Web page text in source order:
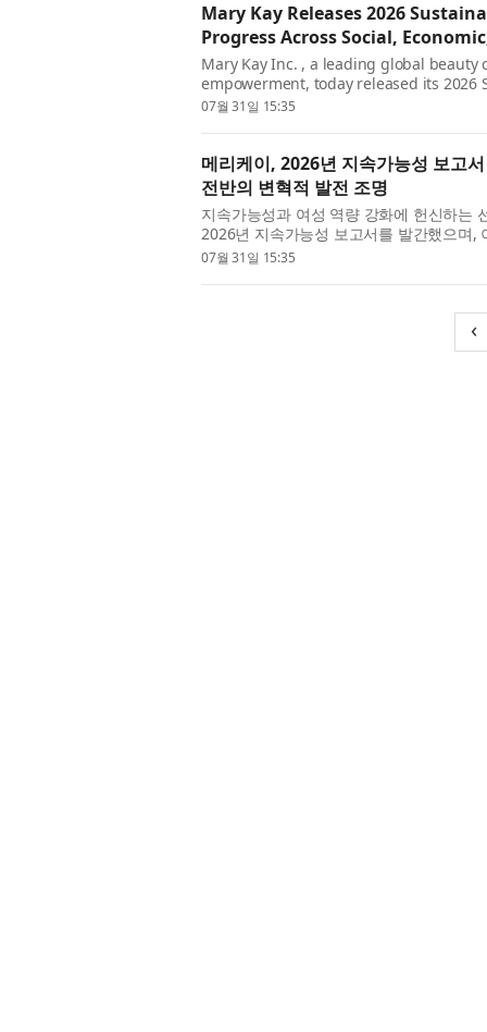
Mary Kay Releases 2026
Progress Across Social,
Mary Kay Inc. , a leading global beauty
empowerment, today released its
2030 goals and celebrating the 2025
07월 31일 15:35
메리케이, 2026년 지속가능성 보고
전반의 변혁적 발전 조명
지속가능성과 여성 역량 강화에 헌신하는
2026년 지속가능성 보고서를 발간했으며,
2025년 및 최근 성과를 조명하며 전 세계
07월 31일 15:35
‹